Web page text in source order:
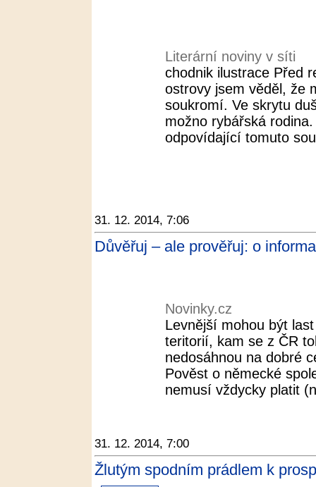
Literární noviny v síti
chodnik ilustrace Před
ostrovy jsem věděl, že
soukromí. Ve skrytu
možno rybářská
odpovídající tomuto
31. 12. 2014, 7:06
Důvěřuj – ale prověřuj: o
Novinky.cz
Levnější mohou být
teritorií, kam se z ČR
nedosáhnou na dobré
Pověst o německé
nemusí vždycky platit
31. 12. 2014, 7:00
Žlutým spodním prádlem k